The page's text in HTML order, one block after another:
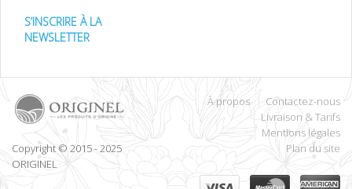
S’INSCRIRE À LA
NEWSLETTER
Copyright © 2015 - 2025
ORIGINEL
À propos
Contactez-nous
Livraison & Tarifs
Mentions légales
Plan du site